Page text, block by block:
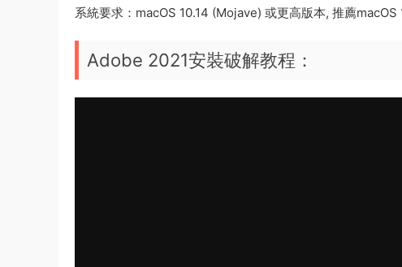
系統要求：macOS 10.14 (Mojave) 或更高版本, 推薦
Adobe 2021安裝破解教程：